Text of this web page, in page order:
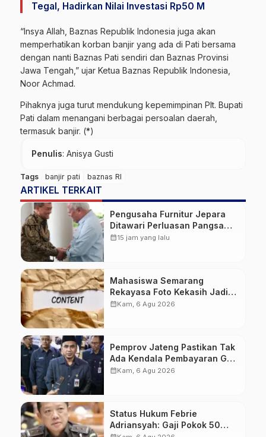
Tegal, Hadirkan Nilai Investasi Rp50 M
“Insya Allah, Baznas Republik Indonesia juga akan
memperhatikan korban banjir yang ada di Pati bersama
dengan nanti Baznas Pati sendiri dan Baznas Provinsi
Jawa Tengah,” ujar Ketua Baznas Republik Indonesia,
Noor Achmad.
Pihaknya juga turut mendukung kepemimpinan Plt. Bupati
Pati dalam menangani berbagai persoalan daerah,
termasuk banjir. (*)
Penulis: Anisya Gusti
Tags banjir pati baznas RI
ARTIKEL TERKAIT
Pengusaha Furnitur Jepara
Ditawari Perluasan Pangsa
Pasar Hingga ke IKN
calendar_month15 jam yang lalu
Mahasiswa Semarang
Rekayasa Foto Kekasih Jadi
Konten Cabul karena Sakit
calendar_monthKam, 6 Agu 2026
Pemprov Jateng Pastikan Tak
Ada Kendala Pembayaran Gaji
ASN di Tengah Pemangkasan
calendar_monthKam, 6 Agu 2026
Status Hukum Febrie
Adriansyah: Gaji Pokok 50